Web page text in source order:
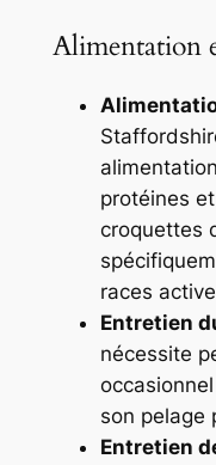
Alimentation
protéines
croquettes
races
Entretien
nécessite
son pelage
Entretien